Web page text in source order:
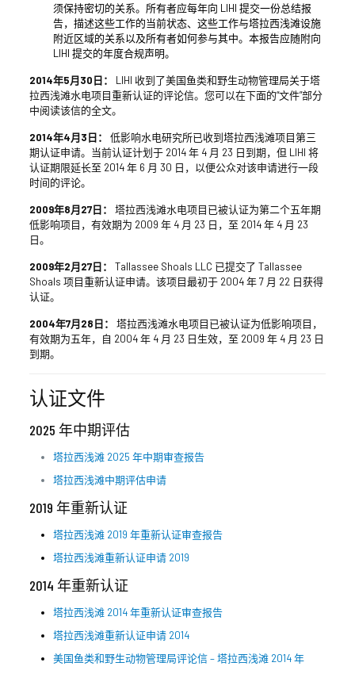
须保持密切的关系。所有者应每年向 LIHI 提交一份总结报
告，描述这些工作的当前状态、这些工作与塔拉西浅滩设施
附近区域的关系以及所有者如何参与其中。本报告应随附向
LIHI 提交的年度合规声明。
2014年5月30日：
LIHI 收到了美国鱼类和野生动物管理局关于塔
拉西浅滩水电项目重新认证的评论信。您可以在下面的“文件”部分
中阅读该信的全文。
2014年4月3日：
低影响水电研究所已收到塔拉西浅滩项目第三
期认证申请。当前认证计划于 2014 年 4 月 23 日到期，但 LIHI 将
认证期限延长至 2014 年 6 月 30 日，以便公众对该申请进行一段
时间的评论。
2009年8月27日：
塔拉西浅滩水电项目已被认证为第二个五年期
低影响项目，有效期为 2009 年 4 月 23 日，至 2014 年 4 月 23
日。
2009年2月27日：
Tallassee Shoals LLC 已提交了 Tallassee
Shoals 项目重新认证申请。该项目最初于 2004 年 7 月 22 日获得
认证。
2004年7月28日：
塔拉西浅滩水电项目已被认证为低影响项目，
有效期为五年，自 2004 年 4 月 23 日生效，至 2009 年 4 月 23 日
到期。
认证文件
2025 年中期评估
塔拉西浅滩 2025 年中期审查报告
塔拉西浅滩中期评估申请
2019 年重新认证
塔拉西浅滩 2019 年重新认证审查报告
塔拉西浅滩重新认证申请 2019
2014 年重新认证
塔拉西浅滩 2014 年重新认证审查报告
塔拉西浅滩重新认证申请 2014
美国鱼类和野生动物管理局评论信 – 塔拉西浅滩 2014 年